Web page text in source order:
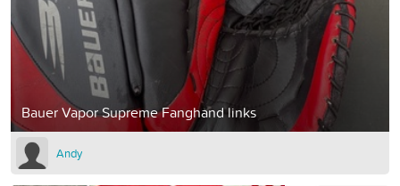
Bauer Vapor Supreme Fanghand links
Andy